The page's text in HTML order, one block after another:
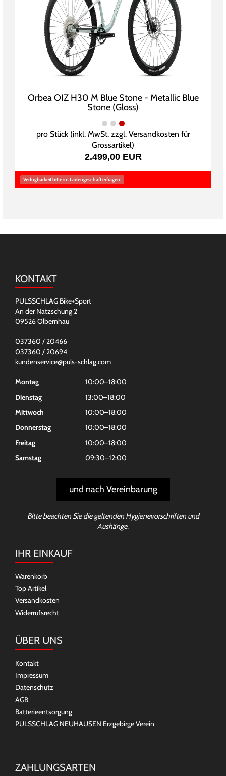
Orbea OIZ H30 M Blue Stone - Metallic Blue
Stone (Gloss)
pro Stück (inkl. MwSt. zzgl. Versandkosten für
Grossartikel)
2.499,00 EUR
Verfügbarkeit bitte im Ladengeschäft erfragen.
KONTAKT
PULSSCHLAG Bike+Sport
An der Natzschung 2
09526 Olbernhau
037360 / 20466
037360 / 20694
kundenservice@puls-schlag.com
Montag
10:00–18:00
Dienstag
13:00–18:00
Mittwoch
10:00–18:00
Donnerstag
10:00–18:00
Freitag
10:00–18:00
Samstag
09:30–12:00
und nach Vereinbarung
Bitte beachten Sie die geltenden Hygienevorschriften und
Aushänge.
IHR EINKAUF
Warenkorb
Top Artikel
Versandkosten
Widerrufsrecht
ÜBER UNS
Kontakt
Impressum
Datenschutz
AGB
Batterieentsorgung
PULSSCHLAG NEUHAUSEN Erzgebirge Verein
ZAHLUNGSARTEN